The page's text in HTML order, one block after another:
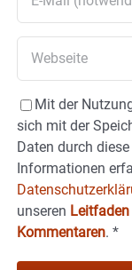
Mit der
sich mit der
Daten durch
Informationen
unseren
Kommentaren. *